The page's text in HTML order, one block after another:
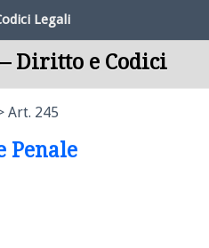
Legali
– Diritto e Codici
Art. 245
Penale